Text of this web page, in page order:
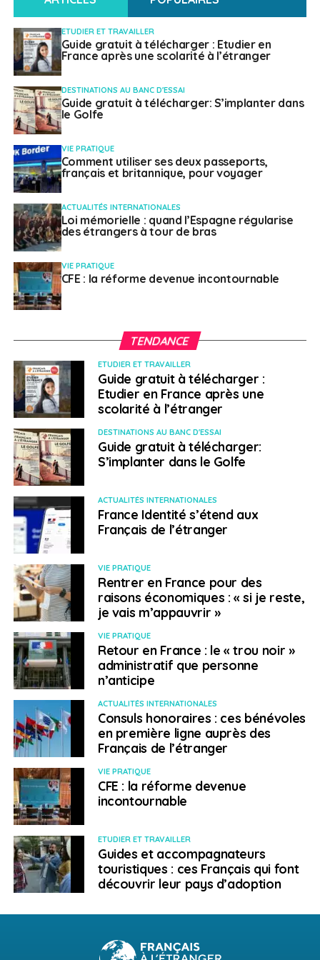
Pâques partout dans le monde
Français à l'étranger
ETUDIER ET TRAVAILLER
Guide gratuit à télécharger : Etudier en
France après une scolarité à l’étranger
DESTINATIONS AU BANC D'ESSAI
Guide gratuit à télécharger: S’implanter dans
le Golfe
VIE PRATIQUE
Comment utiliser ses deux passeports,
français et britannique, pour voyager
ACTUALITÉS INTERNATIONALES
Loi mémorielle : quand l’Espagne régularise
des étrangers à tour de bras
VIE PRATIQUE
CFE : la réforme devenue incontournable
TENDANCE
ETUDIER ET TRAVAILLER
Guide gratuit à télécharger :
Etudier en France après une
scolarité à l’étranger
DESTINATIONS AU BANC D'ESSAI
Guide gratuit à télécharger:
S’implanter dans le Golfe
ACTUALITÉS INTERNATIONALES
France Identité s’étend aux
Français de l’étranger
VIE PRATIQUE
Rentrer en France pour des
raisons économiques : « si je reste,
je vais m’appauvrir »
VIE PRATIQUE
Retour en France : le « trou noir »
administratif que personne
n’anticipe
ACTUALITÉS INTERNATIONALES
Consuls honoraires : ces bénévoles
en première ligne auprès des
Français de l’étranger
VIE PRATIQUE
CFE : la réforme devenue
incontournable
ETUDIER ET TRAVAILLER
Guides et accompagnateurs
touristiques : ces Français qui font
découvrir leur pays d’adoption